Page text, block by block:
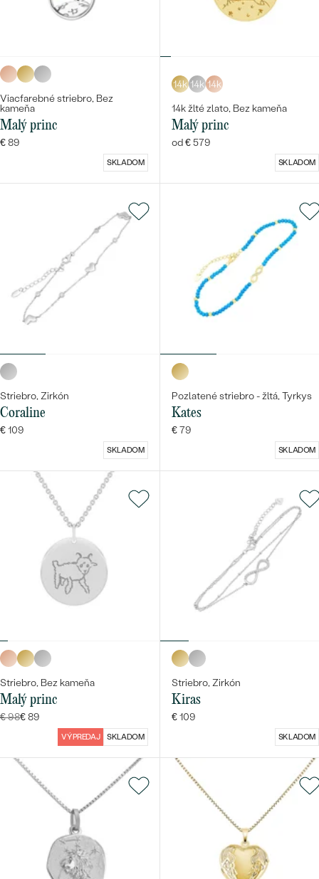
Viacfarebné striebro, Bez
kameňa
Malý princ
€ 89
SKLADOM
14k 14k 14k
14k žlté zlato, Bez kameňa
Malý princ
od € 579
SKLADOM
Striebro, Zirkón
Coraline
€ 109
SKLADOM
Pozlatené striebro - žltá, Tyrkys
Kates
€ 79
SKLADOM
Striebro, Bez kameňa
Malý princ
€ 98€ 89
VÝPREDAJ SKLADOM
Striebro, Zirkón
Kiras
€ 109
SKLADOM